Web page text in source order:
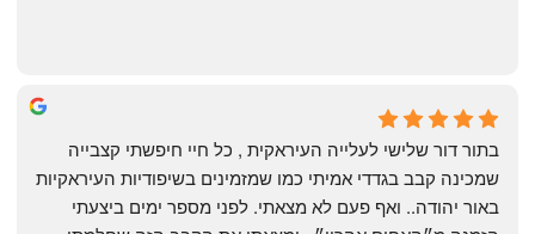
שי
4 months ago